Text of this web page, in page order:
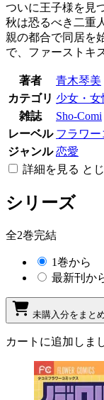
ついに王子様を見
秋は恐るべき二重
親の都合で同居を
で、ファーストキ
著者
青木琴美
カテゴリ 少女・
雑誌
Sho-Comi
レーベル フラワー
ジャンル 恋愛
詳細を見る と
シリーズ
全2巻完結
1巻から
最新刊か
未購入分をまと
カートに追加しま